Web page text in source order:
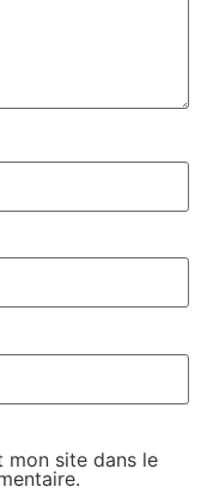
mon site dans le